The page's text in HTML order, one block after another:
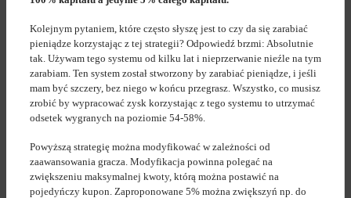
Kolejnym pytaniem, które często słyszę jest to czy da się zarabiać
pieniądze korzystając z tej strategii? Odpowiedź brzmi: Absolutnie
tak. Używam tego systemu od kilku lat i nieprzerwanie nieźle na tym
zarabiam. Ten system został stworzony by zarabiać pieniądze, i jeśli
mam być szczery, bez niego w końcu przegrasz. Wszystko, co musisz
zrobić by wypracować zysk korzystając z tego systemu to utrzymać
odsetek wygranych na poziomie 54-58%.
Powyższą strategię można modyfikować w zależności od
zaawansowania gracza. Modyfikacja powinna polegać na
zwiększeniu maksymalnej kwoty, którą można postawić na
pojedyńczy kupon. Zaproponowane 5% można zwiększyń np. do